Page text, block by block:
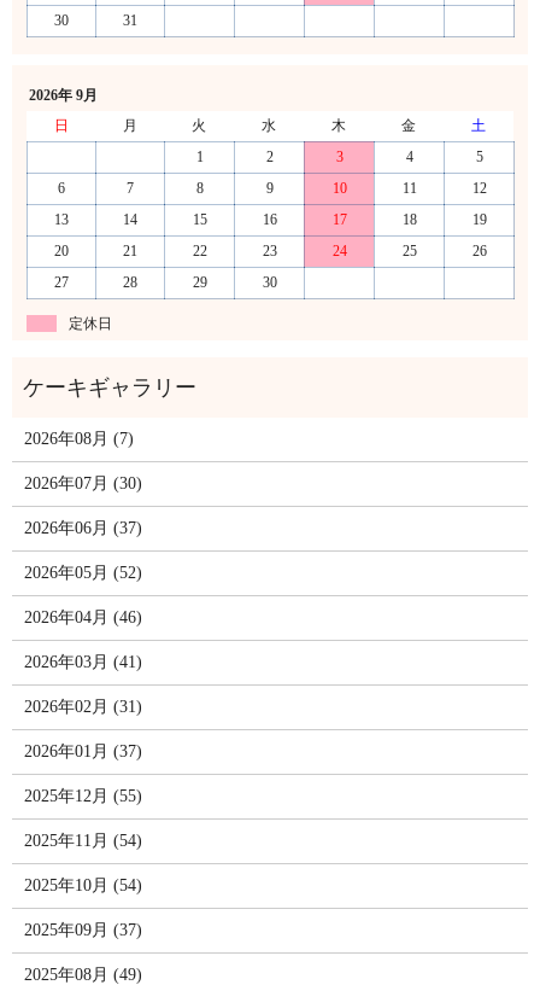
30
31
2026年 9月
日
月 火 水 木 金
土
1
2 3 4
5
6
7 8 9 10 11
12
13
14 15 16 17 18
19
20
21 22 23 24 25
26
27
28 29 30
定休日
2026年08月 (7)
2026年07月 (30)
2026年06月 (37)
2026年05月 (52)
2026年04月 (46)
2026年03月 (41)
2026年02月 (31)
2026年01月 (37)
2025年12月 (55)
2025年11月 (54)
2025年10月 (54)
2025年09月 (37)
2025年08月 (49)